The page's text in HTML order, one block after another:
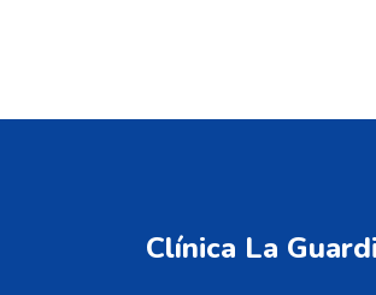
Clínica La